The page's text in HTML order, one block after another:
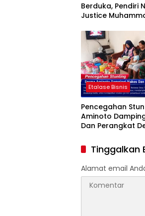
Berduka, Pendiri
Justice
Etalase Bisnis
Pencegahan
Aminoto
Dan Perangkat
Tinggalkan
Alamat email